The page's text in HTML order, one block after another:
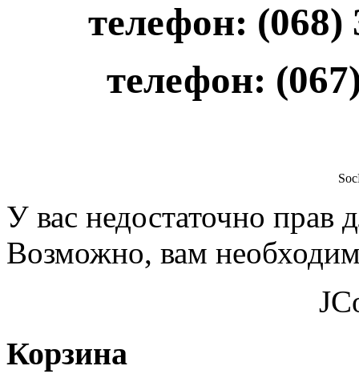
телефон: (068)
телефон:
У вас недостаточно прав
Возможно, вам
Корзина